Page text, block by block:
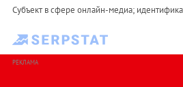
Субъект в сфере онлайн-медиа;
РЕКЛАМА